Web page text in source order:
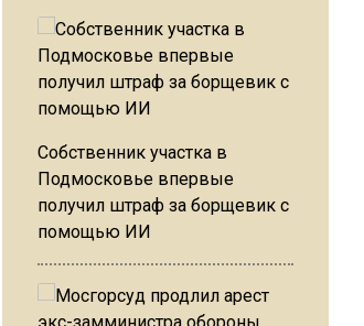
Собственник участка в
Подмосковье впервые
получил штраф за борщевик с
помощью ИИ